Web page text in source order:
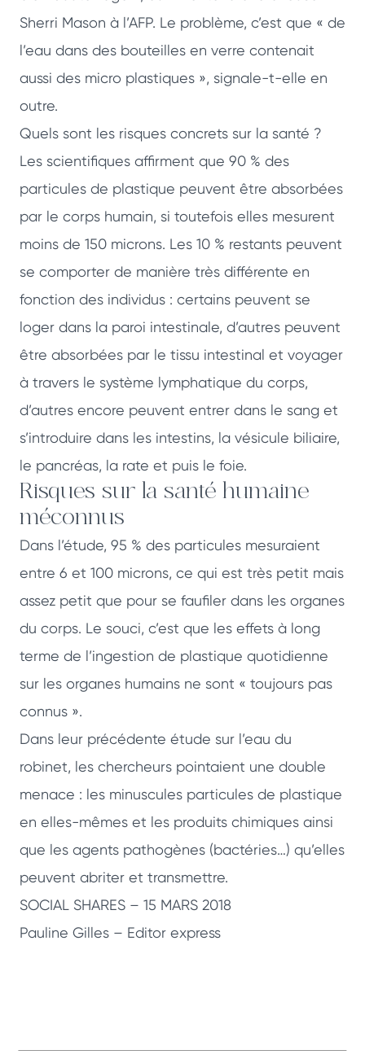
Sherri Mason à l’AFP. Le problème, c’est que « de
l’eau dans des bouteilles en verre contenait
aussi des micro plastiques », signale-t-elle en
outre.
Quels sont les risques concrets sur la santé ?
Les scientifiques affirment que 90 % des
particules de plastique peuvent être absorbées
par le corps humain, si toutefois elles mesurent
moins de 150 microns. Les 10 % restants peuvent
se comporter de manière très différente en
fonction des individus : certains peuvent se
loger dans la paroi intestinale, d’autres peuvent
être absorbées par le tissu intestinal et voyager
à travers le système lymphatique du corps,
d’autres encore peuvent entrer dans le sang et
s’introduire dans les intestins, la vésicule biliaire,
le pancréas, la rate et puis le foie.
Risques sur la santé humaine
méconnus
Dans l’étude, 95 % des particules mesuraient
entre 6 et 100 microns, ce qui est très petit mais
assez petit que pour se faufiler dans les organes
du corps. Le souci, c’est que les effets à long
terme de l’ingestion de plastique quotidienne
sur les organes humains ne sont « toujours pas
connus ».
Dans leur précédente étude sur l’eau du
robinet, les chercheurs pointaient une double
menace : les minuscules particules de plastique
en elles-mêmes et les produits chimiques ainsi
que les agents pathogènes (bactéries…) qu’elles
peuvent abriter et transmettre.
SOCIAL SHARES – 15 MARS 2018
Pauline Gilles – Editor express